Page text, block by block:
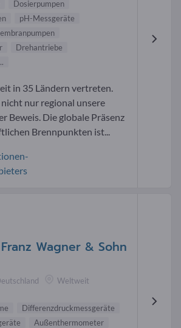
Dosierpumpen
pH-Messgeräte
Drehantriebe
in 35 Ländern vertreten.
nur regional unsere
Beweis. Die globale Präsenz
Brennpunkten ist...
Wagner & Sohn
Weltweit
Differenzdruckmessgeräte
Außenthermometer